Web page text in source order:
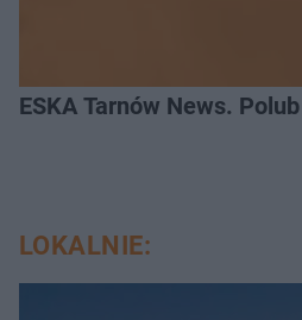
ESKA Tarnów News.
LOKALNIE: